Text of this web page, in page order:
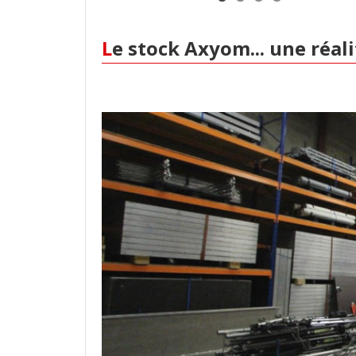
Le stock Axyom... une